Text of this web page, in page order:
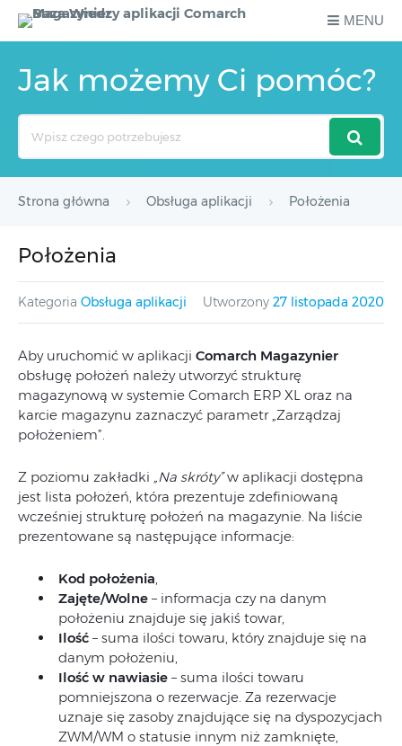
MENU
Jak możemy Ci pomóc?
Strona główna Obsługa aplikacji Położenia
Położenia
Kategoria Obsługa aplikacji Utworzony 27 listopada 2020
Aby uruchomić w aplikacji Comarch Magazynier
obsługę położeń należy utworzyć strukturę
magazynową w systemie Comarch ERP XL oraz na
karcie magazynu zaznaczyć parametr „Zarządzaj
położeniem”.
Z poziomu zakładki „Na skróty”w aplikacji dostępna
jest lista położeń, która prezentuje zdefiniowaną
wcześniej strukturę położeń na magazynie. Na liście
prezentowane są następujące informacje:
Kod położenia,
Zajęte/Wolne – informacja czy na danym
położeniu znajduje się jakiś towar,
Ilość – suma ilości towaru, który znajduje się na
danym położeniu,
Ilość w nawiasie – suma ilości towaru
pomniejszona o rezerwacje. Za rezerwacje
uznaje się zasoby znajdujące się na dyspozycjach
ZWM/WM o statusie innym niż zamknięte,